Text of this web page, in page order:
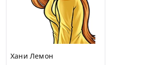
Хани Лемон